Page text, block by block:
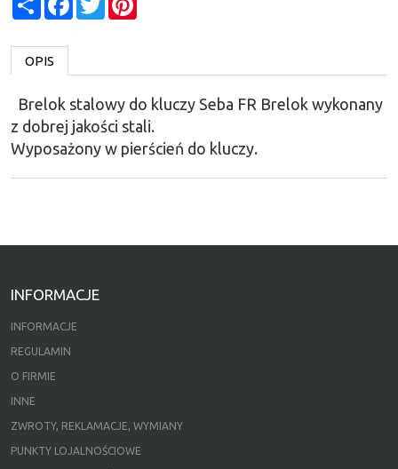
OPIS
Brelok stalowy do kluczy Seba FR Brelok wykonany
z dobrej jakości stali.
Wyposażony w pierścień do kluczy.
INFORMACJE
INFORMACJE
REGULAMIN
O FIRMIE
INNE
ZWROTY, REKLAMACJE, WYMIANY
PUNKTY LOJALNOŚCIOWE